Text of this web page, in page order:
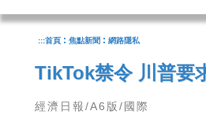
:::首頁 : 焦點新聞 : 網路隱私
TikTok禁令 川普要
經濟日報/A6版/國際